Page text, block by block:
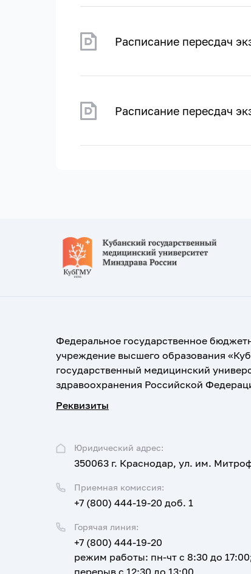
Расписание пересдач
Расписание пересдач
Федеральное государственное
учреждение высшего образования
государственный медицинский
здравоохранения Российской
Реквизиты
Юридический адрес:
350063 г. Краснодар, ул. им.
Приемная комиссия:
+7 (800) 444-19-20 доб. 1
Горячая линия:
+7 (800) 444-19-20
режим работы: пн-чт с 8:30 до